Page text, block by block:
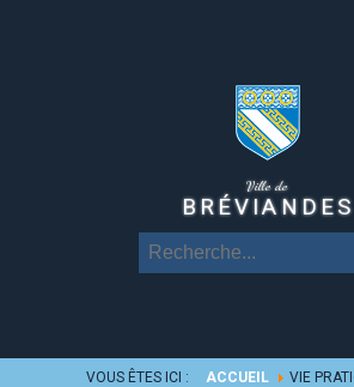
Ville de
BRÉVIANDES
VOUS ÊTES ICI : ACCUEIL VIE